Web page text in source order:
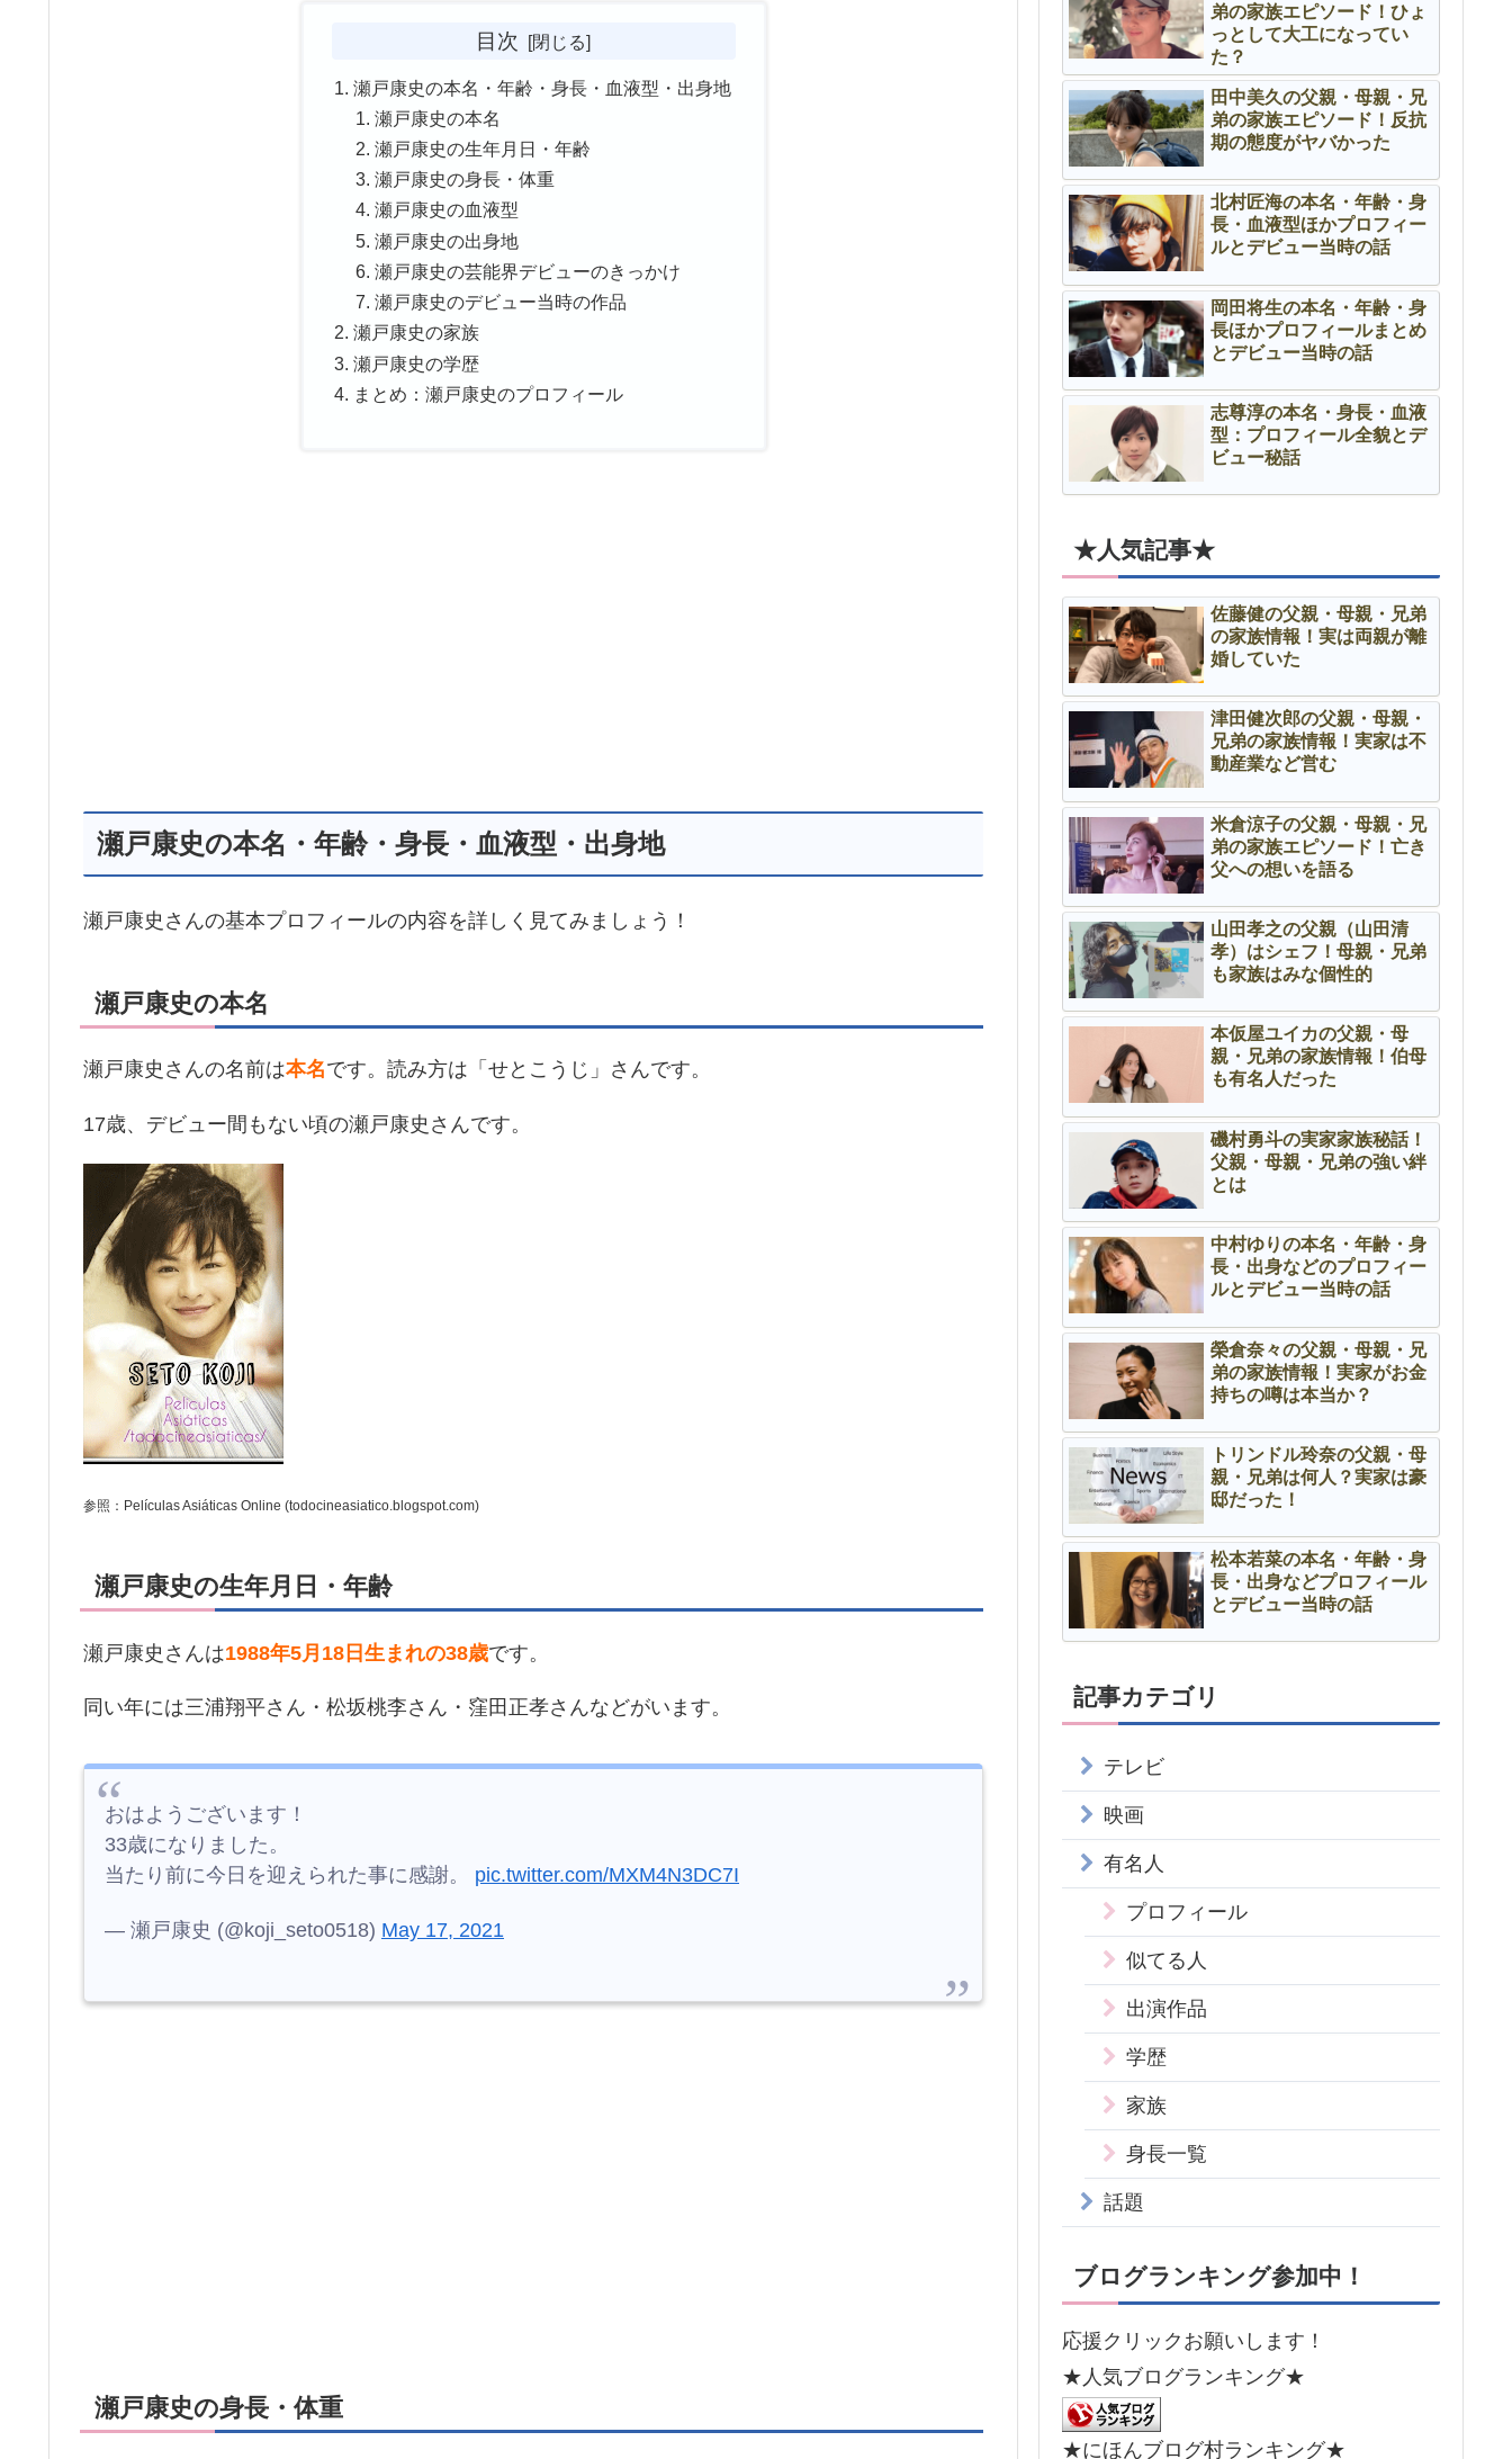
目次
瀬戸康史の本名・年齢・身長・血液型・出身地
瀬戸康史の本名
瀬戸康史の生年月日・年齢
瀬戸康史の身長・体重
瀬戸康史の血液型
瀬戸康史の出身地
瀬戸康史の芸能界デビューのきっかけ
瀬戸康史のデビュー当時の作品
瀬戸康史の家族
瀬戸康史の学歴
まとめ：瀬戸康史のプロフィール
瀬戸康史の本名・年齢・身長・血液型・出身地
瀬戸康史さんの基本プロフィールの内容を詳しく見てみましょう！
瀬戸康史の本名
瀬戸康史さんの名前は本名です。読み方は「せとこうじ」さんです。
17歳、デビュー間もない頃の瀬戸康史さんです。
参照：Películas Asiáticas Online (todocineasiatico.blogspot.com)
瀬戸康史の生年月日・年齢
瀬戸康史さんは1988年5月18日生まれの38歳です。
同い年には三浦翔平さん・松坂桃李さん・窪田正孝さんなどがいます。
おはようございます！
33歳になりました。
当たり前に今日を迎えられた事に感謝。 pic.twitter.com/MXM4N3DC7I
— 瀬戸康史 (@koji_seto0518) May 17, 2021
瀬戸康史の身長・体重
弟の家族エピソード！ひょ
っとして大工になってい
た？
田中美久の父親・母親・兄
弟の家族エピソード！反抗
期の態度がヤバかった
北村匠海の本名・年齢・身
長・血液型ほかプロフィー
ルとデビュー当時の話
岡田将生の本名・年齢・身
長ほかプロフィールまとめ
とデビュー当時の話
志尊淳の本名・身長・血液
型：プロフィール全貌とデ
ビュー秘話
★人気記事★
佐藤健の父親・母親・兄弟
の家族情報！実は両親が離
婚していた
津田健次郎の父親・母親・
兄弟の家族情報！実家は不
動産業など営む
米倉涼子の父親・母親・兄
弟の家族エピソード！亡き
父への想いを語る
山田孝之の父親（山田清
孝）はシェフ！母親・兄弟
も家族はみな個性的
本仮屋ユイカの父親・母
親・兄弟の家族情報！伯母
も有名人だった
磯村勇斗の実家家族秘話！
父親・母親・兄弟の強い絆
とは
中村ゆりの本名・年齢・身
長・出身などのプロフィー
ルとデビュー当時の話
榮倉奈々の父親・母親・兄
弟の家族情報！実家がお金
持ちの噂は本当か？
トリンドル玲奈の父親・母
親・兄弟は何人？実家は豪
邸だった！
松本若菜の本名・年齢・身
長・出身などプロフィール
とデビュー当時の話
記事カテゴリ
テレビ
映画
有名人
プロフィール
似てる人
出演作品
学歴
家族
身長一覧
話題
ブログランキング参加中！
応援クリックお願いします！
★人気ブログランキング★
★にほんブログ村ランキング★